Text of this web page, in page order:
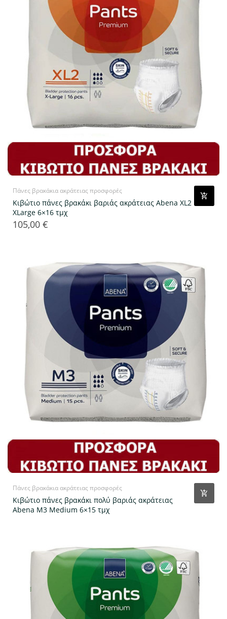
Πάνες βρακάκια ακράτειας προσφορές
Κιβώτιο πάνες βρακάκι βαριάς ακράτειας Abena ΧL2
ΧLarge 6×16 τμχ
Τιμή
105,00 €
Πάνες βρακάκια ακράτειας προσφορές
Κιβώτιο πάνες βρακάκι πολύ βαριάς ακράτειας
Abena M3 Medium 6×15 τμχ